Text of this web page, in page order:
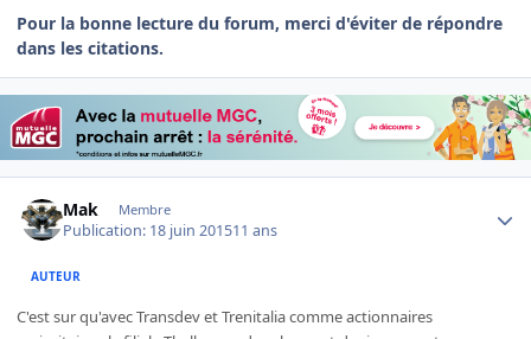
Pour la bonne lecture du forum, merci d'éviter de répondre
dans les citations.
Mak Membre
Publication: 18 juin 201511 ans
AUTEUR
C'est sur qu'avec Transdev et Trenitalia comme actionnaires